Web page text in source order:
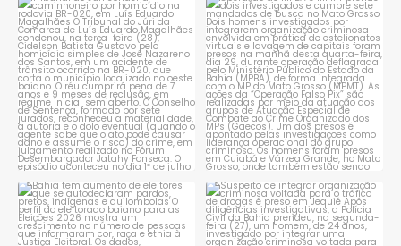
Tribunal do Júri condena
caminhoneiro por...
1 0
Operação do MPBA e MPMT
prende dois investigados e...
1 0
Bahia tem aumento de eleitores
que se autodeclaram...
1 0
Suspeito de integrar
organização criminosa
voltada...
1 0